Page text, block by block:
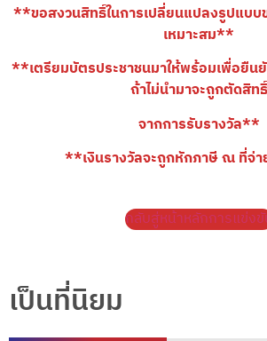
**ขอสงวนสิทธิ์ในการเปลี่ยนแปลงรูปแบบ
เหมาะสม**
**เตรียมบัตรประชาชนมาให้พร้อมเพื่อยืน
ถ้าไม่นำมาจะถูกตัดสิทธิ์
จากการรับรางวัล**
**เงินรางวัลจะถูกหักภาษี ณ ที่จ่
กลับสู่หน้าหลักการแข่ง
เป็นที่นิยม